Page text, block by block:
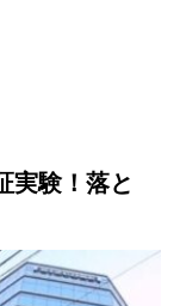
実験！落と